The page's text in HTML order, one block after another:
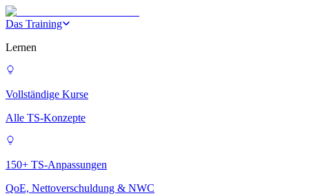
Das Training
Lernen
Vollständige Kurse
Alle TS-Konzepte
150+ TS-Anpassungen
QoE, Nettoverschuldung & NWC